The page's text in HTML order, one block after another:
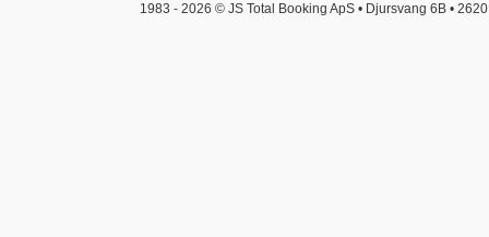
1983 - 2026 © JS Total Booking ApS • Djursvang 6B •